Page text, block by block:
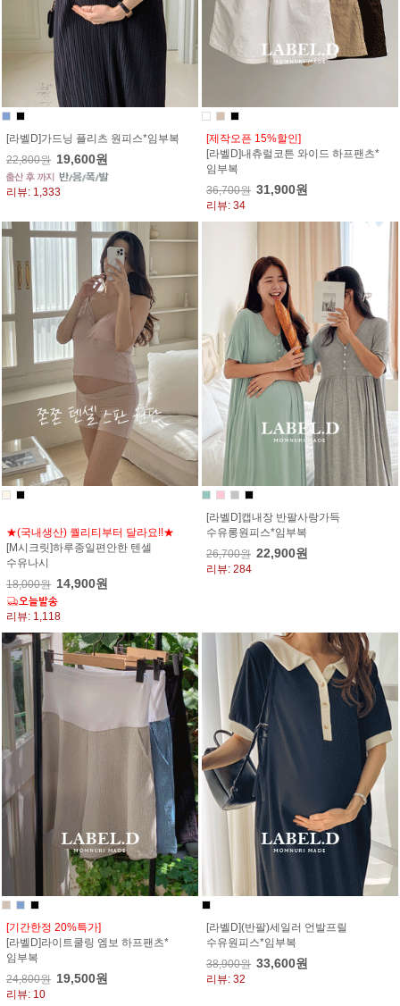
[라벨D]가드닝 플리츠 원피스*임부복
22,800원 19,600원
리뷰: 1,333
[제작오픈 15%할인]
[라벨D]내츄럴코튼 와이드 하프팬츠*
임부복
36,700원 31,900원
리뷰: 34
★(국내생산) 퀄리티부터 달라요!!★
[M시크릿]하루종일편안한 텐셀
수유나시
18,000원 14,900원
리뷰: 1,118
[라벨D]캡내장 반팔사랑가득
수유롱원피스*임부복
26,700원 22,900원
리뷰: 284
[기간한정 20%특가]
[라벨D]라이트쿨링 엠보 하프팬츠*
임부복
24,800원 19,500원
리뷰: 10
[라벨D](반팔)세일러 언발프릴
수유원피스*임부복
38,900원 33,600원
리뷰: 32